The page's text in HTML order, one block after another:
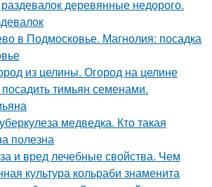
деревянные недорого.
в Подмосковье. Магнолия: посадка
из целины. Огород на целине
тимьян семенами.
медведка. Кто такая
полезна
и вред лечебные свойства. Чем
культура кольраби знаменита